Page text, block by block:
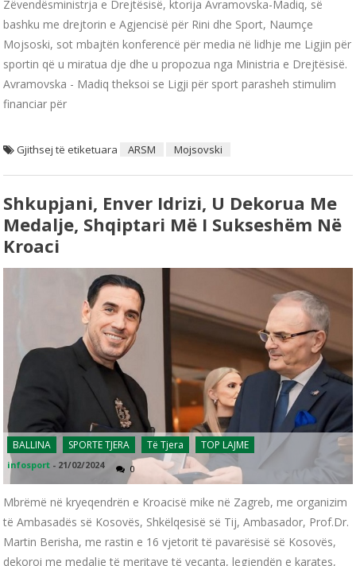
Zëvendësministrja e Drejtësisë, ktorija Avramovska-Madiq, së
bashku me drejtorin e Agjencisë për Rini dhe Sport, Naumçe
Mojsoski, sot mbajtën konferencë për media në lidhje me Ligjin për
sportin që u miratua dje dhe u propozua nga Ministria e Drejtësisë.
Avramovska - Madiq theksoi se Ligji për sport parasheh stimulim
financiar për
Gjithsej të etiketuara ARSM Mojsovski
Shkupjani, Enver Idrizi, U Dekorua Me
Medalje, Shqiptari Më I Sukseshëm Në
Kroaci
BALLINA SPORTE TJERA Të Tjera TOP LAJME
infosport - 21/02/2024 0
Mbrëmë në kryeqendrën e Kroacisë mike në Zagreb, me organizim
të Ambasadës së Kosovës, Shkëlqesisë së Tij, Ambasador, Prof.Dr.
Martin Berisha, me rastin e 16 vjetorit të pavarësisë së Kosovës,
dekoroi me medalje të meritave të veçanta, legjendën e karates,